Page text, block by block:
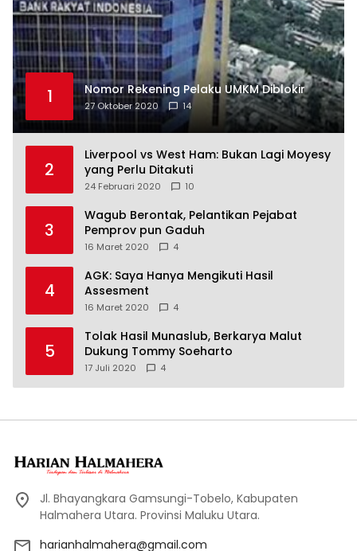
1 Nomor Rekening Pelaku UMKM Diblokir
27 Oktober 2020 14
2
Liverpool vs West Ham: Bukan Lagi Moyesy
yang Perlu Ditakuti
24 Februari 2020 10
3
Wagub Berontak, Pelantikan Pejabat
Pemprov pun Gaduh
16 Maret 2020 4
4
AGK: Saya Hanya Mengikuti Hasil
Assesment
16 Maret 2020 4
5
Tolak Hasil Munaslub, Berkarya Malut
Dukung Tommy Soeharto
17 Juli 2020 4
Jl. Bhayangkara Gamsungi-Tobelo, Kabupaten
Halmahera Utara. Provinsi Maluku Utara.
harianhalmahera@gmail.com